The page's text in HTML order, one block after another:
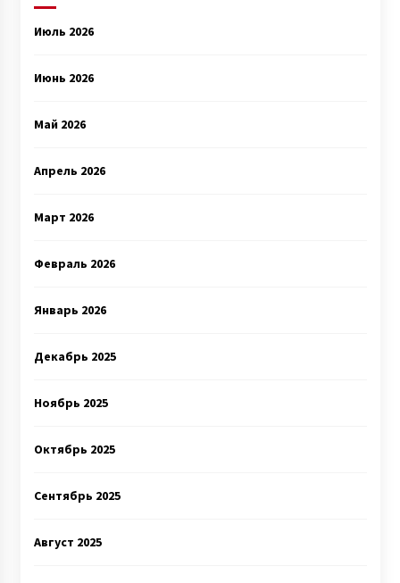
Июль 2026
Июнь 2026
Май 2026
Апрель 2026
Март 2026
Февраль 2026
Январь 2026
Декабрь 2025
Ноябрь 2025
Октябрь 2025
Сентябрь 2025
Август 2025